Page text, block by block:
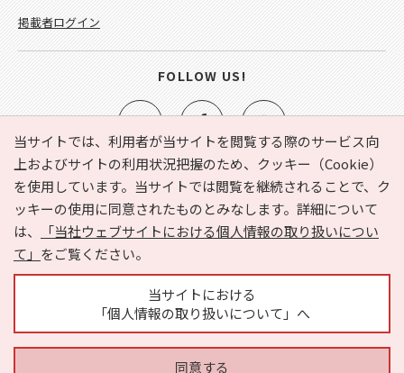
当サイトでは、利用者が当サイトを閲覧する際のサービス向
上およびサイトの利用状況把握のため、クッキー（Cookie）
を使用しています。当サイトでは閲覧を継続されることで、ク
ッキーの使用に同意されたものとみなします。詳細について
は、
「当社ウェブサイトにおける個人情報の取り扱いについ
て」 をご覧ください。
当サイトにおける
「個人情報の取り扱いについて」へ
同意する
e-NAVITA（イーナビタ）とは？ お気に入り
ヘルプ
利用規約
個人情報の取り扱いについて
運営会社
サイトマップ
広告掲載に関するお問い合わせ
掲載者ログイン
FOLLOW US!